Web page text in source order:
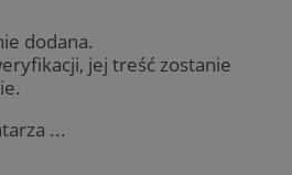
dodana.
jej treść zostanie
...